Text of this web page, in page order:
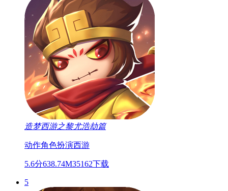
造梦西游之黎尤浩劫篇
动作角色扮演西游
5.6分638.74M35162下载
5